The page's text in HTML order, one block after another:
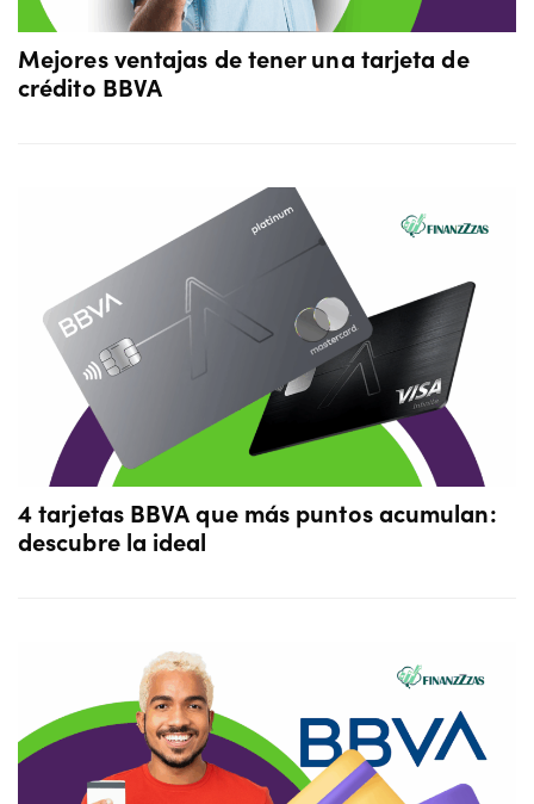
Mejores ventajas de tener una tarjeta de
crédito BBVA
4 tarjetas BBVA que más puntos acumulan:
descubre la ideal